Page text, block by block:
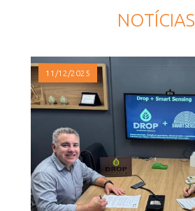
NOTÍCIAS
11/12/2025